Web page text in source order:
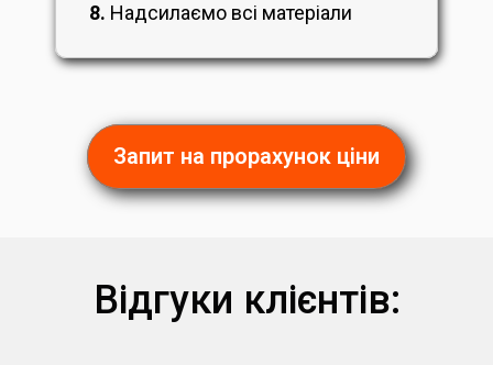
8. Надсилаємо всі матеріали
Запит на прорахунок ціни
Відгуки клієнтів: